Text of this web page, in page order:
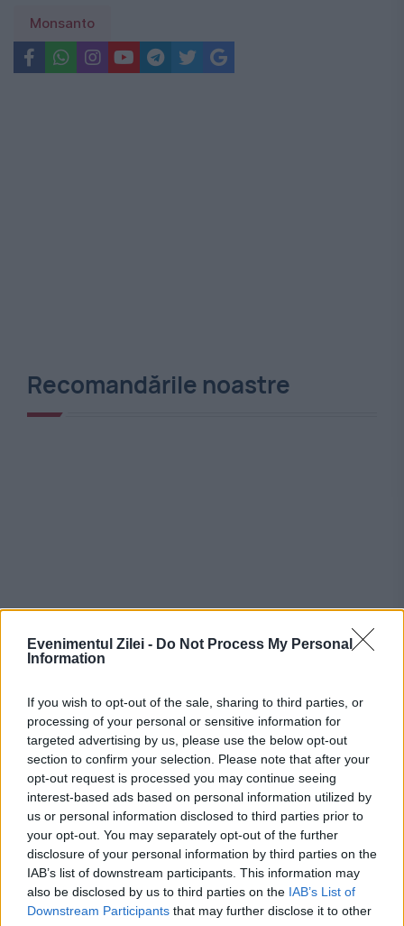
Evenimentul Zilei - Do Not Process My Personal
Information
If you wish to opt-out of the sale, sharing to third parties, or
processing of your personal or sensitive information for
targeted advertising by us, please use the below opt-out
section to confirm your selection. Please note that after your
opt-out request is processed you may continue seeing
interest-based ads based on personal information utilized by
us or personal information disclosed to third parties prior to
your opt-out. You may separately opt-out of the further
disclosure of your personal information by third parties on the
IAB’s list of downstream participants. This information may
also be disclosed by us to third parties on the IAB’s List of
Downstream Participants that may further disclose it to other
Monsanto
Recomandările noastre
Stiri calde
00:20 -Evoluția lui pește prăjit: de la Topor la
profesorul de ”finanțe comportamentale”
23:55-Destinația turistică mortală: locul din Europa
unde peste o sută de turiști își pierd viața în fiecare
an